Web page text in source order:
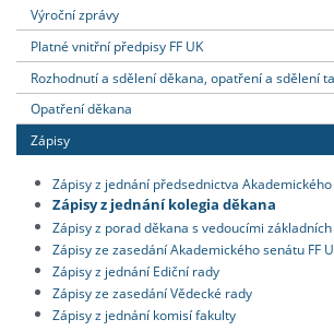
Výroční zprávy
Platné vnitřní předpisy FF UK
Rozhodnutí a sdělení děkana, opatření a sdělení
Opatření děkana
Zápisy
Zápisy z jednání předsednictva Akademického
Zápisy z jednání kolegia děkana
Zápisy z porad děkana s vedoucími
Zápisy ze zasedání Akademického senátu FF
Zápisy z jednání Ediční rady
Zápisy ze zasedání Vědecké rady
Zápisy z jednání komisí fakulty